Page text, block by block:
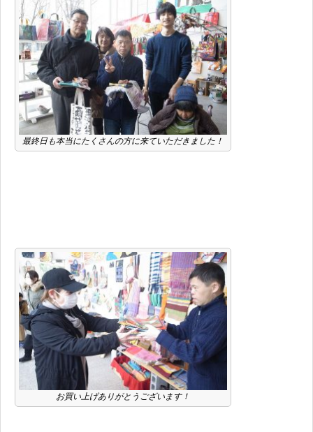
最終日も本当にたくさんの方に来ていただきました！
お買い上げありがとうございます！